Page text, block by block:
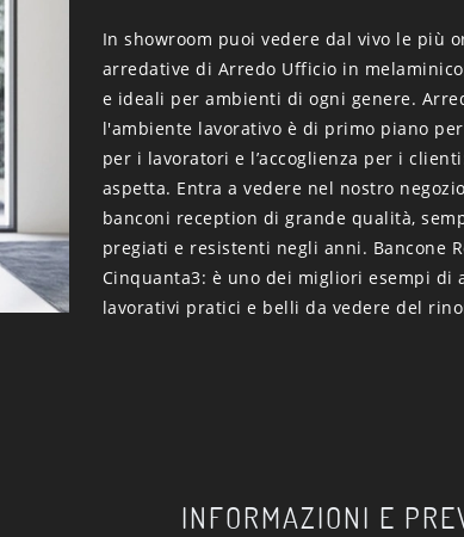
In showroom puoi vedere dal vivo le più
arredative di Arredo Ufficio in
e ideali per ambienti di ogni genere.
l'ambiente lavorativo è di primo piano
per i lavoratori e l’accoglienza per i
aspetta. Entra a vedere nel nostro
banconi reception di grande qualità,
pregiati e resistenti negli anni. Bancone
Cinquanta3: è uno dei migliori esempi di
lavorativi pratici e belli da vedere del
INFORMAZIONI E